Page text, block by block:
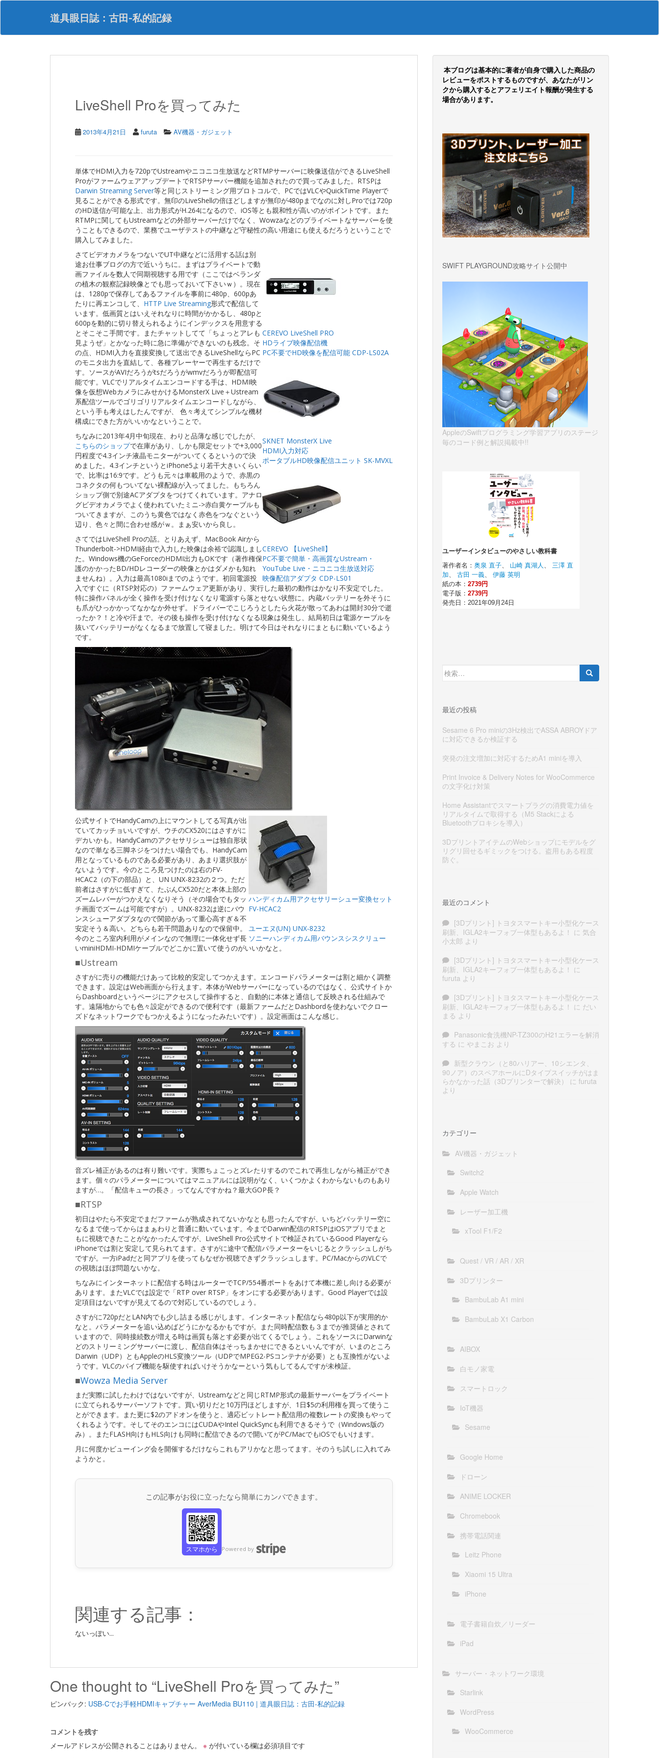
S
p
道具眼日誌：古田-私的記録
LiveShell Proを買ってみた
2013年4月21日 furuta AV機器・ガジェット
単体でHDMI入力を720pでUstreamやニコニコ生放送などRTMPサーバーに映像送信ができるLiveShell
ProがファームウェアアップデートでRTSPサーバー機能を追加されたので買ってみました。RTSPは
Darwin Streaming Server等と同じストリーミング用プロトコルで、PCではVLCやQuickTime Playerで
見ることができる形式です。無印のLiveShellの倍ほどしますが無印が480pまでなのに対しProでは720p
のHD送信が可能な上、出力形式がH.264になるので、iOS等とも親和性が高いのがポイントです。また
RTMPに関してもUstreamなどの外部サーバーだけでなく、Wowzaなどのプライベートなサーバーを使
うこともできるので、業務でユーザテストの中継など守秘性の高い用途にも使えるだろうということで
購入してみました。
CEREVO LiveShell PRO
HDライブ映像配信機
PC不要でHD映像を配信可能 CDP-LS02A
SKNET MonsterX Live
HDMI入力対応
ポータブルHD映像配信ユニット SK-MVXL
CEREVO 【LiveShell】
PC不要で簡単・高画質なUstream・
YouTube Live・ニコニコ生放送対応
映像配信アダプタ CDP-LS01
さてビデオカメラをつないでUT中継などに活用する話は別
途お仕事ブログの方で近いうちに。まずはプライベートで動
画ファイルを数人で同期視聴する用です（ここではベランダ
の植木の観察記録映像とでも思っておいて下さいｗ）。現在
は、1280pで保存してあるファイルを事前に480p、600pあ
たりに再エンコして、 HTTP Live Streaming形式で配信して
います。低画質とはいえそれなりに時間がかかるし、480pと
600pを動的に切り替えられるようにインデックスを用意する
とそこそこ手間です。またチャットしてて「ちょっとアレも
見ようぜ」とかなった時に急に準備ができないのも残念。そ
の点、HDMI入力を直接変換して送出できるLiveShellならPC
のモニタ出力を直結して、各種プレーヤーで再生するだけで
す。ソースがAVIだろうがtsだろうがwmvだろうが即配信可
能です。VLCでリアルタイムエンコードする手は、HDMI映
像を仮想WebカメラにみせかけるMonsterX Live＋Ustream
系配信ツールでゴリゴリリアルタイムエンコードしながら、
という手も考えはしたんですが、 色々考えてシンプルな機材
構成にできた方がいいかなということで。
ちなみに2013年4月中旬現在、わりと品薄な感じでしたが、
こちらのショップで在庫があり、しかも限定セットで+3,000
円程度で4.3インチ液晶モニターがついてくるというので決
めました。4.3インチというとiPhone5より若干大きいくらい
で、比率は16:9です。どうも元々は車載用のようで、赤黒の
コネクタの何もついてない裸配線が入ってました。もちろん
ショップ側で別途ACアダプタをつけてくれています。アナロ
グビデオカメラでよく使われていたミニ->赤白黄ケーブルも
ついてきますが、このうち黄色ではなく赤色をつなぐという
辺り、色々と間に合わせ感がｗ。まぁ安いから良し。
さてではLiveShell Proの話。とりあえず、MacBook Airから
Thunderbolt->HDMI経由で入力した映像は余裕で認識しまし
た。Windows機のGeForceのHDMI出力もOKです（著作権保
護のかかったBD/HDレコーダーの映像とかはダメかも知れ
ませんね）。入力は最高1080iまでのようです。初回電源投
入ですぐに（RTSP対応の）ファームウェア更新があり、実行した最初の動作はかなり不安定でした。
特に操作パネルが全く操作を受け付けなくなり電源すら落とせない状態に。内蔵バッテリーを外そうに
も爪がひっかかってなかなか外せず。ドライバーでこじろうとしたら火花が散ってあわは開封30分で逝
ったか？！と冷や汗まで。その後も操作を受け付けなくなる現象は発生し、結局初日は電源ケーブルを
抜いてバッテリーがなくなるまで放置して寝ました。明けて今日はそれなりにまともに動いているよう
です。
ハンディカム用アクセサリーシュー変換セット
FV-HCAC2
ユーエヌ(UN) UNX-8232
ソニーハンディカム用バウンスシスクリュー
公式サイトでHandyCamの上にマウントしてる写真が出
ていてカッチョいいですが、ウチのCX520にはさすがに
デカいかも。HandyCamのアクセサリシューは独自形状
なので単なる三脚ネジをつけたい場合でも、HandyCam
用となっているものである必要があり、あまり選択肢が
ないようです。今のところ見つけたのは右のFV-
HCAC2（の下の部品）と、UN UNX-8232の２つ。ただ
前者はさすがに低すぎて、たぶんCX520だと本体上部の
ズームレバーがつかえなくなりそう（その場合でもタッ
チ画面でズームは可能ですが）。UNX-8232は逆にバウ
ンスシューアダプタなので関節があって重心高すぎ＆不
安定そう＆高い。どちらも若干問題ありなので保留中。
今のところ室内利用がメインなので無理に一体化せず長
いminiHDMI-HDMIケーブルでどこかに置いて使うのがいいかなと。
■Ustream
さすがに売りの機能だけあって比較的安定してつかえます。エンコードパラメーターは割と細かく調整
できます。設定はWeb画面から行えます。本体がWebサーバーになっているのではなく、公式サイトか
らDashboardというページにアクセスして操作すると、自動的に本体と通信して反映される仕組みで
す。遠隔地からでも色々設定ができるので便利です（最新ファームだとDashbordを使わないでクロー
ズドなネットワークでもつかえるようになったみたいです）。設定画面はこんな感じ。
音ズレ補正があるのは有り難いです。実際ちょこっとズレたりするのでこれで再生しながら補正ができ
ます。個々のパラメーターについてはマニュアルには説明がなく、いくつかよくわからないものもあり
ますが…。「配信キューの長さ」ってなんですかね？最大GOP長？
■RTSP
初日はやたら不安定でまだファームが熟成されてないかなとも思ったんですが、いちどバッテリー空に
なるまで使ってからはまぁわりと普通に動いています。今までDarwin配信のRTSPはiOSアプリでまと
もに視聴できたことがなかったんですが、LiveShell Pro公式サイトで検証されているGood Playerなら
iPhoneでは割と安定して見られてます。さすがに途中で配信パラメーターをいじるとクラッシュしがち
ですが。一方iPadだと同アプリを使ってもなぜか視聴できずクラッシュします。PC/MacからのVLCで
の視聴はほぼ問題ないかな。
ちなみにインターネットに配信する時はルーターでTCP/554番ポートをあけて本機に差し向ける必要が
あります。またVLCでは設定で「RTP over RTSP」をオンにする必要があります。Good Playerでは設
定項目はないですが見えてるので対応しているのでしょう。
さすがに720pだとLAN内でも少し詰まる感じがします。インターネット配信なら480p以下が実用的か
なと。パラメーターを追い込めばどうにかなるかもですが。また同時配信数も３までが推奨値とされて
いますので、同時接続数が増える時は画質も落とす必要が出てくるでしょう。これをソースにDarwinな
どのストリーミングサーバーに渡し、配信自体はそっちまかせにできるといいんですが、いまのところ
Darwin（UDP）ともAppleのHLS変換ツール（UDPでMPEG2-PSコンテナが必要）とも互換性がないよ
うです。VLCのパイプ機能を駆使すればいけそうかなーという気もしてるんですが未検証。
■Wowza Media Server
まだ実際に試したわけではないですが、Ustreamなどと同じRTMP形式の最新サーバーをプライベート
に立てられるサーバーソフトです。買い切りだと10万円ほどしますが、1日$5の利用権を買って使うこ
とができます。また更に$2のアドオンを使うと、適応ビットレート配信用の複数レートの変換もやって
くれるようです。そしてそのエンコにはCUDAやIntel QuickSyncも利用できるそうで（Windows版の
み）。またFLASH向けもHLS向けも同時に配信できるので開いてがPC/MacでもiOSでもいけます。
月に何度かビューイング会を開催するだけならこれもアリかなと思ってます。そのうち試しに入れてみ
ようかと。
この記事がお役に立ったなら簡単にカンパできます。
スマホから Powered by
関連する記事：
ないっぽい...
One thought to “LiveShell Proを買ってみた”
ピンバック: USB-Cでお手軽HDMIキャプチャー AverMedia BU110 | 道具眼日誌：古田-私的記録
コメントを残す
メールアドレスが公開されることはありません。
※ が付いている欄は必須項目です
本ブログは基本的に著者が自身で購入した商品の
レビューをポストするものですが、あなたがリン
クから購入するとアフェリエイト報酬が発生する
場合があります。
SWIFT PLAYGROUND攻略サイト公開中
AppleのSwiftプログラミング学習アプリのステージ
毎のコード例と解説掲載中!!
検
索:
最近の投稿
Sesame 6 Pro miniの3Hz検出でASSA ABROYドア
に対応できるか検証する
突発の注文増加に対応するためA1 miniを導入
Print Invoice & Delivery Notes for WooCommerce
の文字化け対策
Home Assistantでスマートプラグの消費電力値を
リアルタイムで取得する（M5 Stackによる
Bluetoothプロキシを導入）
3DプリントアイテムのWebショップにモデルをグ
リグリ回せるギミックをつける。盗用もある程度
防ぐ。
最近のコメント
[3Dプリント] トヨタスマートキー小型化ケース
刷新、IGLA2キーフォブ一体型もあるよ！ に 気合
小太郎 より
[3Dプリント] トヨタスマートキー小型化ケース
刷新、IGLA2キーフォブ一体型もあるよ！ に
furuta より
[3Dプリント] トヨタスマートキー小型化ケース
刷新、IGLA2キーフォブ一体型もあるよ！ に だい
まる より
Panasonic食洗機NP-TZ300のH21エラーを解消
する に やまこお より
新型クラウン（と80ハリアー、10シエンタ、
90ノア）のスペアホールにDタイプスイッチがはま
らかなかった話（3Dプリンターで解決）
に furuta
より
カテゴリー
AV機器・ガジェット
Switch2
Apple Watch
レーザー加工機
xTool F1/F2
Quest / VR / AR / XR
3Dプリンター
BambuLab A1 mini
BambuLab X1 Carbon
AIBOX
白モノ家電
スマートロック
IoT機器
Sesame
Google Home
ドローン
ANIME LOCKER
Chromebook
携帯電話関連
Leitz Phone
Xiaomi 15 Ultra
iPhone
電子書籍自炊／リーダー
iPad
サーバー・ネットワーク環境
Starlink
WordPress
WooCommerce